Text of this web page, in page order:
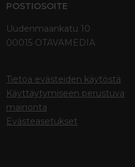
POSTIOSOITE
Uudenmaankatu 10
00015 OTAVAMEDIA
Tietoa evästeiden käytöstä
Käyttäytymiseen perustuva
mainonta
Evästeasetukset